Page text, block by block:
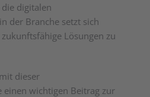
digitalen
der Branche setzt sich
Lösungen zu
dieser
wichtigen Beitrag zur